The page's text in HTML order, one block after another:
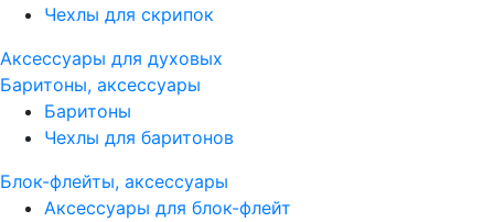
Чехлы для скрипок
Аксессуары для духовых
Баритоны, аксессуары
Баритоны
Чехлы для баритонов
Блок-флейты, аксессуары
Аксессуары для блок-флейт